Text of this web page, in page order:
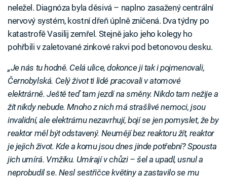
neležel. Diagnóza byla děsivá – naplno zasažený centrální
nervový systém, kostní dřeň úplně zničená. Dva týdny po
katastrofě Vasilij zemřel. Stejně jako jeho kolegy ho
pohřbili v zaletované zinkové rakvi pod betonovou desku.
„Je nás tu hodně. Celá ulice, dokonce ji tak i pojmenovali,
Černobylská. Celý život ti lidé pracovali v atomové
elektrárně. Ještě teď tam jezdí na směny. Nikdo tam nežije a
žít nikdy nebude. Mnoho z nich má strašlivé nemoci, jsou
invalidní, ale elektrárnu nezavrhují, bojí se jen pomyslet, že by
reaktor měl být odstavený. Neumějí bez reaktoru žít, reaktor
je jejich život. Kde a komu jsou dnes jinde potřební? Spousta
jich umírá. Vmžiku. Umírají v chůzi – šel a upadl, usnul a
neprobudil se. Nesl sestřičce květiny a zastavilo se mu